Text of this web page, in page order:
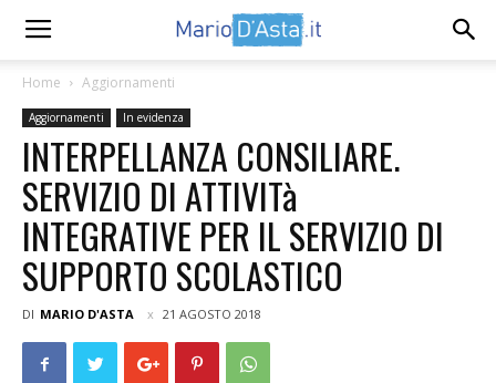
Home Aggiornamenti
Aggiornamenti In evidenza
INTERPELLANZA CONSILIARE.
SERVIZIO DI ATTIVITà
INTEGRATIVE PER IL SERVIZIO DI
SUPPORTO SCOLASTICO
DI MARIO D'ASTA 21 AGOSTO 2018